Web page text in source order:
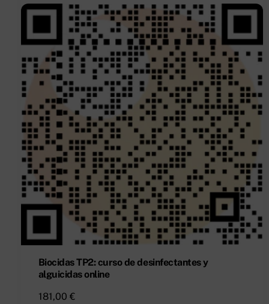
Biocidas TP2: curso de desinfectantes y
alguicidas online
181,00 €